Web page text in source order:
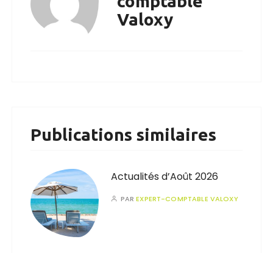
Valoxy
Publications similaires
Actualités d’Août 2026
PAREXPERT-COMPTABLE VALOXY